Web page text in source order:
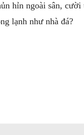
hỉn ngoài sân,
lạnh như nhà đá?